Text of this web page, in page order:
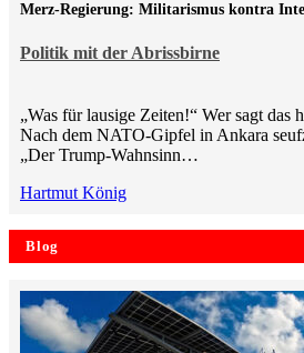
Politik mit der Abrissbirne
Merz-Regierung: Militarismus kontra
„Was für lausige Zeiten!“ Wer sagt das
Nach dem NATO-Gipfel in Ankara
„Der Trump-Wahnsinn…
Hartmut König
Blog